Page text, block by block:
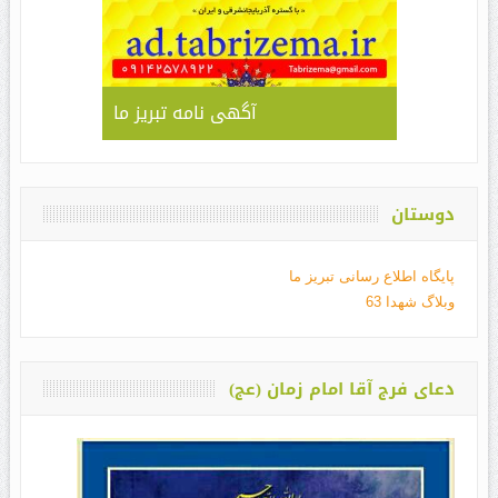
آگهی نامه تبریز ما
دوستان
پایگاه اطلاع رسانی تبریز ما
وبلاگ شهدا 63
دعای فرج آقا امام زمان (عج)